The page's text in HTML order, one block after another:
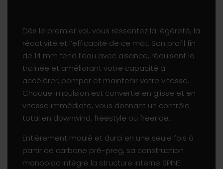
Dès le premier vol, vous ressentez la légèreté, la
réactivité et l’efficacité de ce mât. Son profil fin
de 14 mm fend l’eau avec aisance, réduisant la
traînée et améliorant votre capacité à
accélérer, pomper et maintenir votre vitesse.
Chaque impulsion est convertie en glisse et en
vitesse immédiate, vous donnant un contrôle
total en downwind, freestyle ou freeride.
Entièrement moulé et durci en une seule fois à
partir de carbone pré-preg, sa construction
monobloc intègre la structure interne SPINE